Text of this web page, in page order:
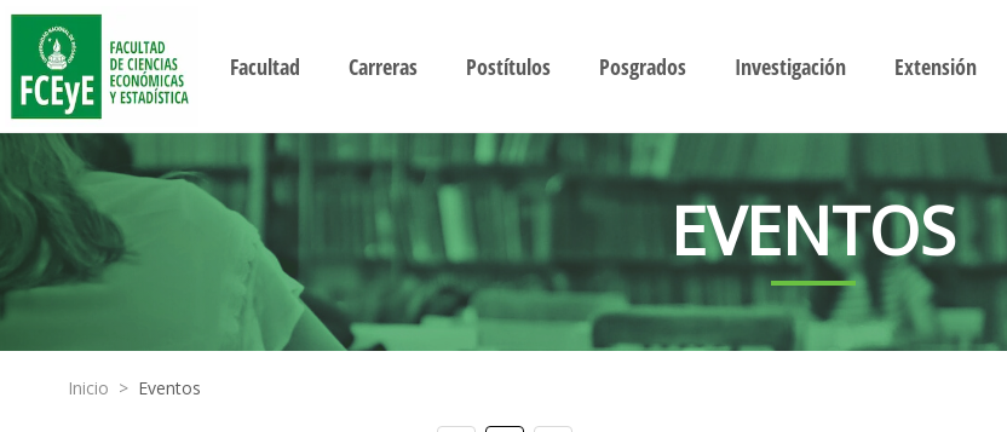
Facultad Carreras Postítulos Posgrados Investigación Extensión
EVENTOS
Inicio > Eventos